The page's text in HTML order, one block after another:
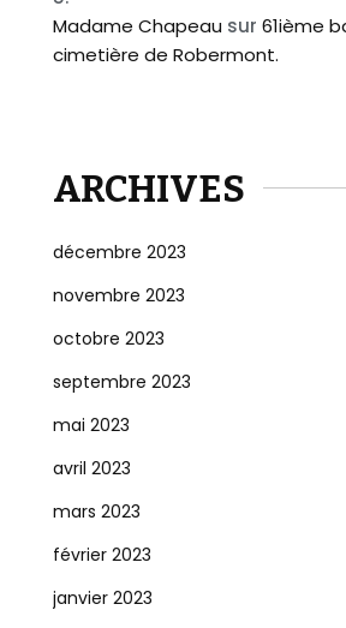
Madame Chapeau sur 61ième
cimetière de Robermont.
ARCHIVES
décembre 2023
novembre 2023
octobre 2023
septembre 2023
mai 2023
avril 2023
mars 2023
février 2023
janvier 2023